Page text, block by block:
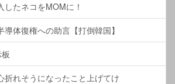
たネコをMOMに！
導体復権への助言【打倒韓国】
折れそうになったこと上げてけ